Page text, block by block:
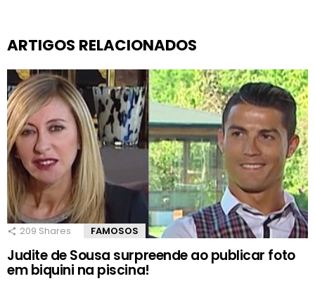
ARTIGOS RELACIONADOS
209 Shares FAMOSOS
Judite de Sousa surpreende ao publicar foto
em biquini na piscina!